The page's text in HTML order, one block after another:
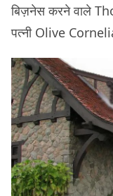
बिज़नेस करने वाले
पत्नी Olive